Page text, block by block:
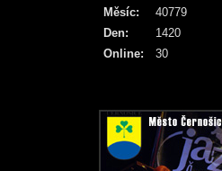
Online: 30
Měsíc:
40779
Den:
1420